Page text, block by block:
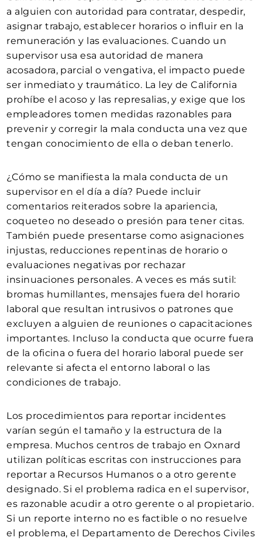
a alguien con autoridad para contratar, despedir,
asignar trabajo, establecer horarios o influir en la
remuneración y las evaluaciones. Cuando un
supervisor usa esa autoridad de manera
acosadora, parcial o vengativa, el impacto puede
ser inmediato y traumático. La ley de California
prohíbe el acoso y las represalias, y exige que los
empleadores tomen medidas razonables para
prevenir y corregir la mala conducta una vez que
tengan conocimiento de ella o deban tenerlo.
¿Cómo se manifiesta la mala conducta de un
supervisor en el día a día? Puede incluir
comentarios reiterados sobre la apariencia,
coqueteo no deseado o presión para tener citas.
También puede presentarse como asignaciones
injustas, reducciones repentinas de horario o
evaluaciones negativas por rechazar
insinuaciones personales. A veces es más sutil:
bromas humillantes, mensajes fuera del horario
laboral que resultan intrusivos o patrones que
excluyen a alguien de reuniones o capacitaciones
importantes. Incluso la conducta que ocurre fuera
de la oficina o fuera del horario laboral puede ser
relevante si afecta el entorno laboral o las
condiciones de trabajo.
Los procedimientos para reportar incidentes
varían según el tamaño y la estructura de la
empresa. Muchos centros de trabajo en Oxnard
utilizan políticas escritas con instrucciones para
reportar a Recursos Humanos o a otro gerente
designado. Si el problema radica en el supervisor,
es razonable acudir a otro gerente o al propietario.
Si un reporte interno no es factible o no resuelve
el problema, el Departamento de Derechos Civiles